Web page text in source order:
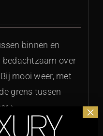
binnen en
bedachtzaam over
mooi weer, met
grens tussen
>